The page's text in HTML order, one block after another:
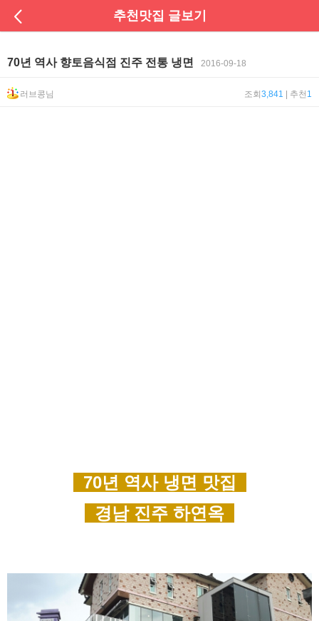
추천맛집 글보기
70년 역사 향토음식점 진주 전통 냉면 2016-09-18
러브콩님 조회 3,841 | 추천 1
70년 역사 냉면 맛집
경남 진주 하연옥